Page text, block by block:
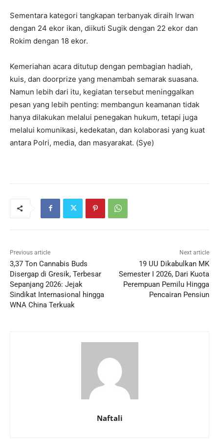
Sementara kategori tangkapan terbanyak diraih Irwan
dengan 24 ekor ikan, diikuti Sugik dengan 22 ekor dan
Rokim dengan 18 ekor.
Kemeriahan acara ditutup dengan pembagian hadiah,
kuis, dan doorprize yang menambah semarak suasana.
Namun lebih dari itu, kegiatan tersebut meninggalkan
pesan yang lebih penting: membangun keamanan tidak
hanya dilakukan melalui penegakan hukum, tetapi juga
melalui komunikasi, kedekatan, dan kolaborasi yang kuat
antara Polri, media, dan masyarakat. (Sye)
Previous article
3,37 Ton Cannabis Buds
Disergap di Gresik, Terbesar
Sepanjang 2026: Jejak
Sindikat Internasional hingga
WNA China Terkuak
Next article
19 UU Dikabulkan MK
Semester I 2026, Dari Kuota
Perempuan Pemilu Hingga
Pencairan Pensiun
Naftali